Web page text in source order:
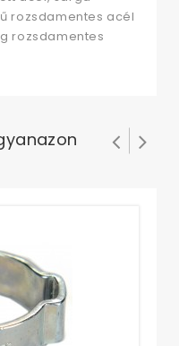
rozsdamentes acél
rozsdamentes